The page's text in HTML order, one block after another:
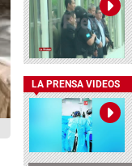
LA PRENSA VIDEOS